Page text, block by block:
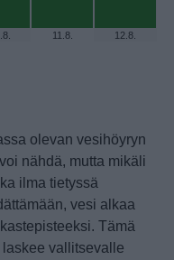
11.8. 12.8.
olevan vesihöyryn
nähdä, mutta mikäli
ilma tietyssä
vesi alkaa
Tämä
vallitsevalle